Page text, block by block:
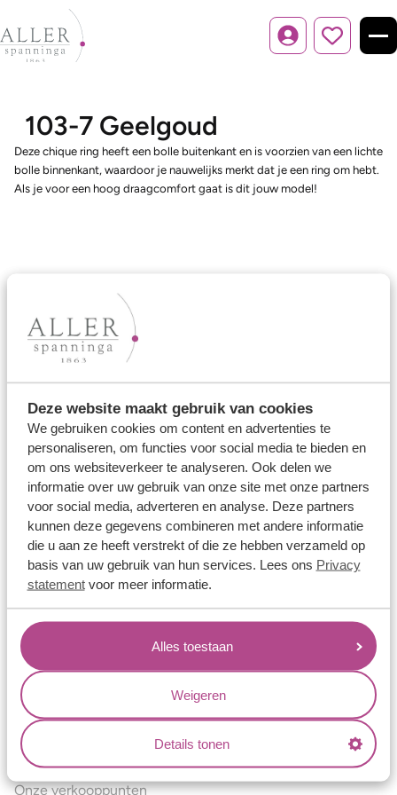
Deze website maakt gebruik van cookies
We gebruiken cookies om content en advertenties te
personaliseren, om functies voor social media te bieden en
om ons websiteverkeer te analyseren. Ook delen we
informatie over uw gebruik van onze site met onze partners
voor social media, adverteren en analyse. Deze partners
kunnen deze gegevens combineren met andere informatie
die u aan ze heeft verstrekt of die ze hebben verzameld op
basis van uw gebruik van hun services. Lees ons Privacy
statementvoor meer informatie.
Alles toestaan
Weigeren
Details tonen
Inloggen
103-7 Geelgoud
Deze chique ring heeft een bolle buitenkant en is voorzien van een lichte
bolle binnenkant, waardoor je nauwelijks merkt dat je een ring om hebt.
Als je voor een hoog draagcomfort gaat is dit jouw model!
Ons aanbod
Trouwringen
Verlovingsringen
Vriendschapsringen
Over ons
Aller Spanninga
Historie
Certificaten
Blogs
Jouw voordelen
Conflictvrije Materialen
Oneindig veel mogelijkheden
Kwaliteit
Juweliers & Contact
Onze verkooppunten